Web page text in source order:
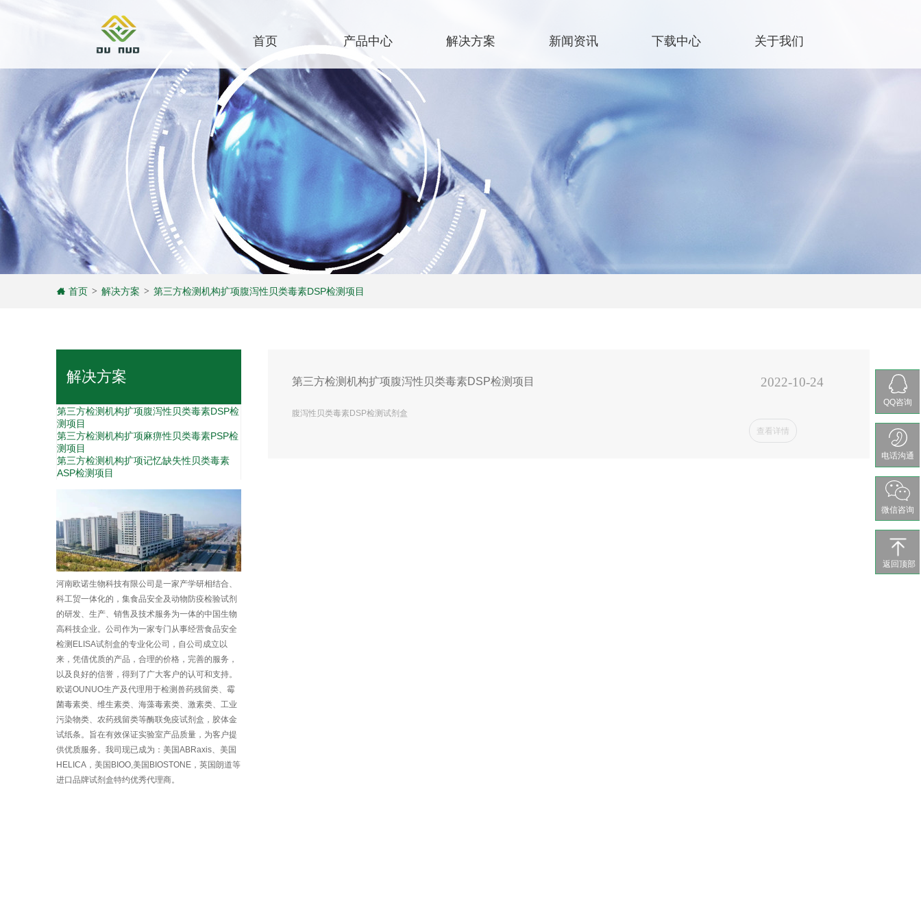
首页 产品中心 解决方案 新闻资讯 下载中心 关于我们
QQ咨询
电话沟通
微信咨询
返回顶部
首页 > 解决方案 > 第三方检测机构扩项腹泻性贝类毒素DSP检测项目
第三方检测机构扩项腹泻性贝类毒素DSP检测项目
腹泻性贝类毒素DSP检测试剂盒
2022-10-24
查看详情
解决方案
第三方检测机构扩项腹泻性贝类毒素DSP检
测项目
第三方检测机构扩项麻痹性贝类毒素PSP检
测项目
第三方检测机构扩项记忆缺失性贝类毒素
ASP检测项目
河南欧诺生物科技有限公司是一家产学研相结合、
科工贸一体化的，集食品安全及动物防疫检验试剂
的研发、生产、销售及技术服务为一体的中国生物
高科技企业。公司作为一家专门从事经营食品安全
检测ELISA试剂盒的专业化公司，自公司成立以
来，凭借优质的产品，合理的价格，完善的服务，
以及良好的信誉，得到了广大客户的认可和支持。
欧诺OUNUO生产及代理用于检测兽药残留类、霉
菌毒素类、维生素类、海藻毒素类、激素类、工业
污染物类、农药残留类等酶联免疫试剂盒，胶体金
试纸条。旨在有效保证实验室产品质量，为客户提
供优质服务。我司现已成为：美国ABRaxis、美国
HELICA，美国BIOO,美国BIOSTONE，英国朗道等
进口品牌试剂盒特约优秀代理商。